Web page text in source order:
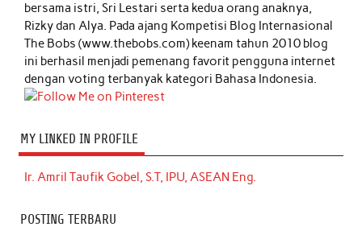
bersama istri, Sri Lestari serta kedua orang anaknya,
Rizky dan Alya. Pada ajang Kompetisi Blog Internasional
The Bobs (www.thebobs.com) keenam tahun 2010 blog
ini berhasil menjadi pemenang favorit pengguna internet
dengan voting terbanyak kategori Bahasa Indonesia.
MY LINKED IN PROFILE
Ir. Amril Taufik Gobel, S.T, IPU, ASEAN Eng.
POSTING TERBARU